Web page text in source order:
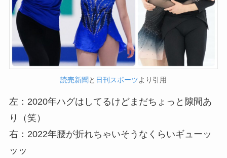
読売新聞と 日刊スポーツより引用
左：2020年ハグはしてるけどまだちょっと隙間あ
り（笑）
右：2022年腰が折れちゃいそうなくらいギューッ
ッッ